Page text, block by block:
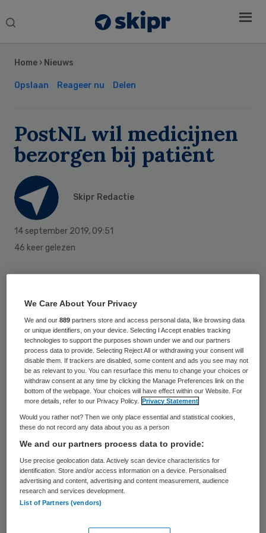
Search
Home › Nieuws
Opslaan Reageer nu Delen
PostNL wil medicijnen
bezorgen bij patiënt
Skipr Redactie
14 september 2019, 09:51
46 keer gelezen
en medische apparatuur van artsen naar de
patiënt brengen.
PostNL heeft uitgewerkte plannen om de
komende jaren alle logistiek te doen tussen
behandelaar en patiënt, aldus dagblad
Trouw. Vanwege bezuinigingen en
personeelstekorten worden steeds meer
patiënten thuis behandeld. Zelfbewuste
consumenten wensen meer regie en
technische innovaties maken die mogelijk,
laat PostNL weten in Trouw.
Sidebar
We Care About Your Privacy
We and our889 partners store and access personal data, like browsing data
or unique identifiers, on your device. Selecting I Accept enables tracking
technologies to support the purposes shown under we and our partners
process data to provide. Selecting Reject All or withdrawing your consent will
disable them. If trackers are disabled, some content and ads you see may not
be as relevant to you. You can resurface this menu to change your choices or
withdraw consent at any time by clicking the Manage Preferences link on the
bottom of the webpage. Your choices will have effect within our Website. For
more details, refer to our Privacy Policy.
Privacy Statement
Would you rather not? Then we only place essential and statistical cookies,
these do not record any data about you as a person
We and our partners process data to provide:
Use precise geolocation data. Actively scan device characteristics for
identification. Store and/or access information on a device. Personalised
advertising and content, advertising and content measurement, audience
research and services development.
List of Partners (vendors)